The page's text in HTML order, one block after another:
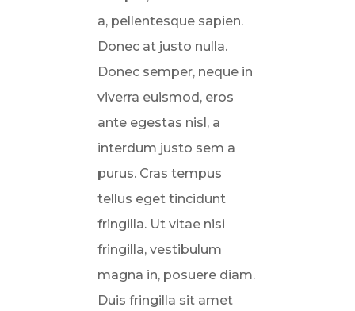
a, pellentesque sapien.
Donec at justo nulla.
Donec semper, neque in
viverra euismod, eros
ante egestas nisl, a
interdum justo sem a
purus. Cras tempus
tellus eget tincidunt
fringilla. Ut vitae nisi
fringilla, vestibulum
magna in, posuere diam.
Duis fringilla sit amet